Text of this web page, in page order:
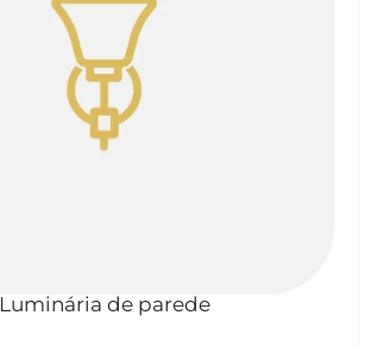
Luminária de parede